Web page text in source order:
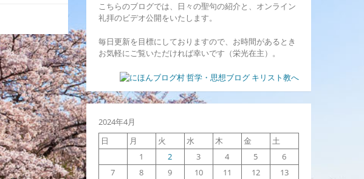
こちらのブログでは、日々の聖句の紹介と、オンライン
礼拝のビデオ公開をいたします。
毎日更新を目標にしておりますので、お時間があるとき
お気軽にご覧いただければ幸いです（栄光在主）。
2024年4月
日
月 火 水 木 金
土
1
2 3 4 5
6
7
8 9 10 11 12
13